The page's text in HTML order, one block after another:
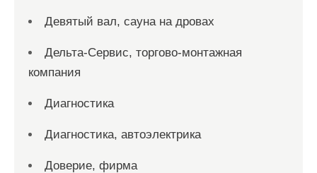
Девятый вал, сауна на дровах
Дельта-Сервис, торгово-монтажная
компания
Диагностика
Диагностика, автоэлектрика
Доверие, фирма